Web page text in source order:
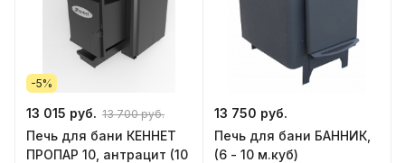
-5%
13 015 руб. 13 700 руб.
Печь для бани КЕННЕТ
ПРОПАР 10, антрацит (10
13 750 руб.
Печь для бани БАННИК,
(6 - 10 м.куб)